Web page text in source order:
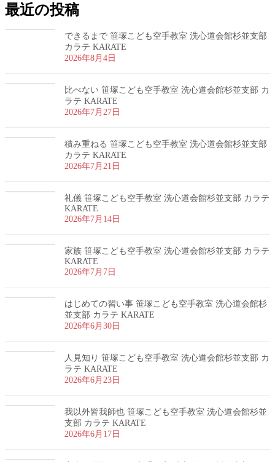
最近の投稿
できるまで 笹塚こども空手教室 洗心道会館杉並支部
カラテ KARATE
2026年8月4日
比べない 笹塚こども空手教室 洗心道会館杉並支部 カ
ラテ KARATE
2026年7月27日
積み重ねる 笹塚こども空手教室 洗心道会館杉並支部
カラテ KARATE
2026年7月21日
礼儀 笹塚こども空手教室 洗心道会館杉並支部 カラテ
KARATE
2026年7月14日
家族 笹塚こども空手教室 洗心道会館杉並支部 カラテ
KARATE
2026年7月7日
はじめての習い事 笹塚こども空手教室 洗心道会館杉
並支部 カラテ KARATE
2026年6月30日
人見知り 笹塚こども空手教室 洗心道会館杉並支部 カ
ラテ KARATE
2026年6月23日
我以外皆我師也 笹塚こども空手教室 洗心道会館杉並
支部 カラテ KARATE
2026年6月17日